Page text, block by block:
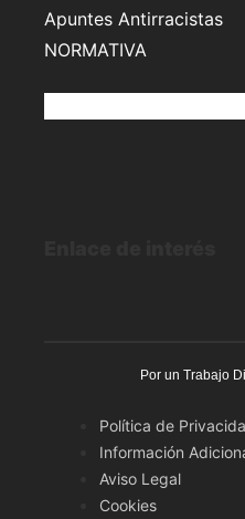
Apuntes Antirracistas
NORMATIVA
Por un Trabajo
Política de
Información
Aviso Legal
Cookies